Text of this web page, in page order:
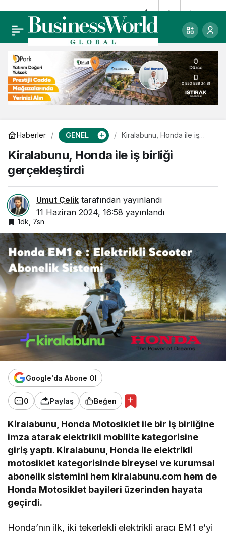
Haberler GENEL
Kiralabunu, Honda ile iş
Kiralabunu, Honda ile iş birliği
gerçekleştirdi
Umut Çelik tarafından yayınlandı
11 Haziran 2024, 16:58 yayınlandı
1dk, 7sn
Google'da Abone Ol
0 Paylaş Beğen
Kiralabunu, Honda Motosiklet ile bir iş birliğine
imza atarak elektrikli mobilite kategorisine
giriş yaptı. Kiralabunu, Honda ile elektrikli
motosiklet kategorisinde bireysel ve kurumsal
abonelik sistemini hem kiralabunu.com hem de
Honda Motosiklet bayileri üzerinden hayata
geçirdi.
Honda’nın ilk, iki tekerlekli elektrikli aracı EM1 e’yi
Sheraton Istanbul
Atakoy Hotel Genel
Müdürü Seçil Aytin
Arslan oldu
0 Paylaş